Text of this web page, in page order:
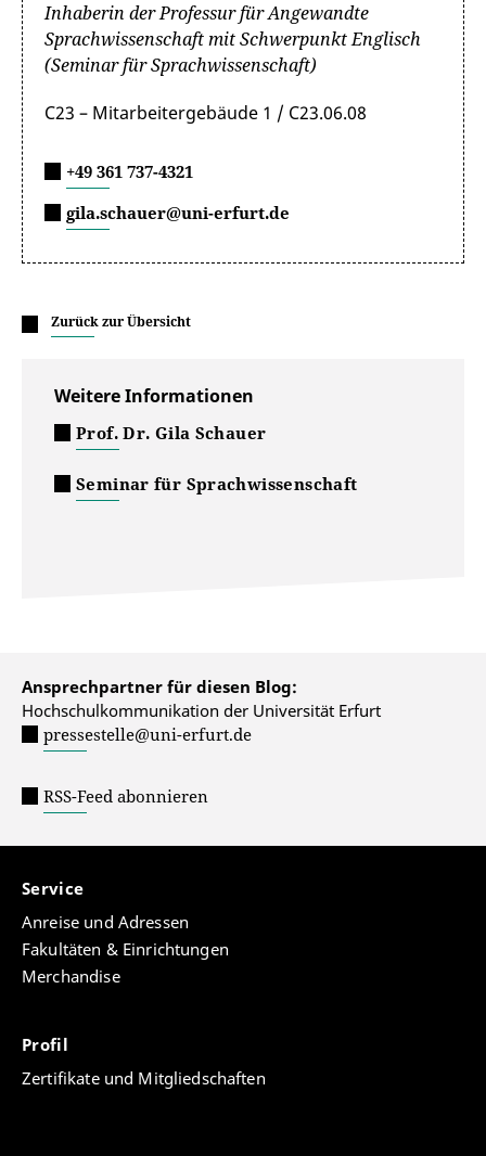
Inhaberin der Professur für Angewandte
Sprachwissenschaft mit Schwerpunkt Englisch
(Seminar für Sprachwissenschaft)
C23 – Mitarbeitergebäude 1 / C23.06.08
+49 361 737-4321
gila.schauer@uni-erfurt.de
Zurück zur Übersicht
Weitere Informationen
Prof. Dr. Gila Schauer
Seminar für Sprachwissenschaft
Ansprechpartner für diesen Blog:
Hochschulkommunikation der Universität Erfurt
pressestelle@uni-erfurt.de
RSS-Feed abonnieren
Service
Anreise und Adressen
Fakultäten & Einrichtungen
Merchandise
Profil
Zertifikate und Mitgliedschaften